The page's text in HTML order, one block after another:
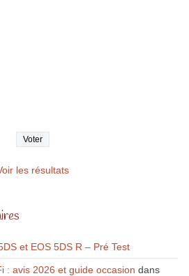
les résultats
et EOS 5DS R – Pré Test
: avis 2026 et guide occasion dans